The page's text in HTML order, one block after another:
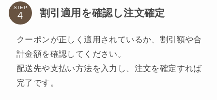
STEP 割引適用を確認し注文確定
クーポンが正しく適用されているか、割引額や合
計金額を確認してください。
配送先や支払い方法を入力し、注文を確定すれば
完了です。